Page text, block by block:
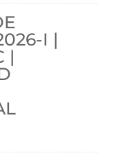
I |
|